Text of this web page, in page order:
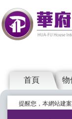
首頁 物
提醒您，本網站建